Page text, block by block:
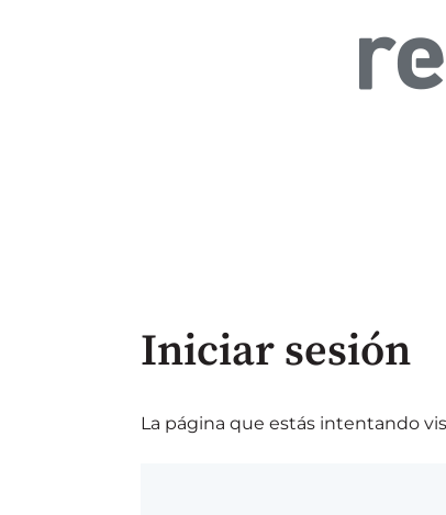
Iniciar sesión
La página que estás intentando